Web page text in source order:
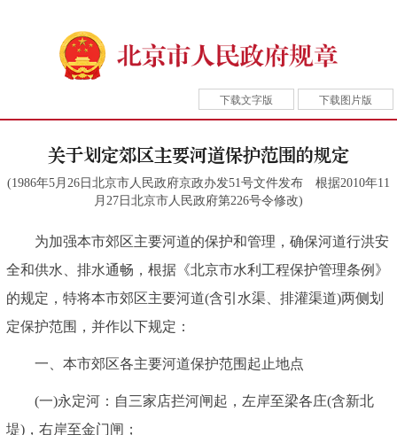
下载文字版 下载图片版
关于划定郊区主要河道保护范围的规定
(1986年5月26日北京市人民政府京政办发51号文件发布 根据2010年11
月27日北京市人民政府第226号令修改)
为加强本市郊区主要河道的保护和管理，确保河道行洪安
全和供水、排水通畅，根据《北京市水利工程保护管理条例》
的规定，特将本市郊区主要河道(含引水渠、排灌渠道)两侧划
定保护范围，并作以下规定：
一、本市郊区各主要河道保护范围起止地点
(一)永定河：自三家店拦河闸起，左岸至梁各庄(含新北
堤)，右岸至金门闸；